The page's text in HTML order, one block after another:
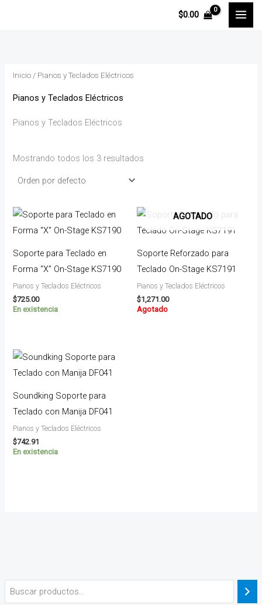
$0.00
i
o
m
Inicio / Pianos y Teclados Eléctricos
Pianos y Teclados Eléctricos
Pianos y Teclados Eléctricos
Mostrando todos los 3 resultados
Soporte para Teclado en
Forma “X” On-Stage KS7190
Pianos y Teclados Eléctricos
$725.00
En existencia
AGOTADO
Soporte Reforzado para
Teclado On-Stage KS7191
Pianos y Teclados Eléctricos
$1,271.00
Agotado
Soundking Soporte para
Teclado con Manija DF041
Pianos y Teclados Eléctricos
$742.91
En existencia